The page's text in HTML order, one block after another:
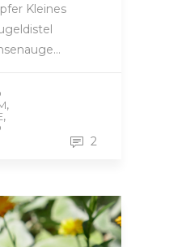
Kleines
,
,
2